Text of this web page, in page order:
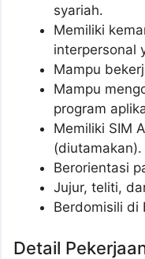
syariah.
Memiliki
interpersonal
Mampu
Mampu
program
Memiliki SIM
(diutamakan).
Berorientasi
Jujur, teliti,
Berdomisili di
Detail